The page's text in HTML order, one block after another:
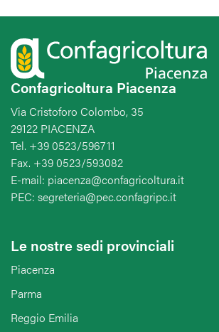
Confagricoltura Piacenza
Via Cristoforo Colombo, 35
29122 PIACENZA
Tel. +39 0523/596711
Fax. +39 0523/593082
E-mail: piacenza@confagricoltura.it
PEC: segreteria@pec.confagripc.it
Le nostre sedi provinciali
Piacenza
Parma
Reggio Emilia